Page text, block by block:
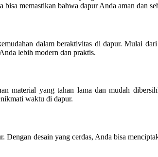
memastikan bahwa dapur Anda aman dan
dalam beraktivitas di dapur. Mulai
lebih modern dan praktis.
material yang tahan lama dan mudah
waktu di dapur.
desain yang cerdas, Anda bisa